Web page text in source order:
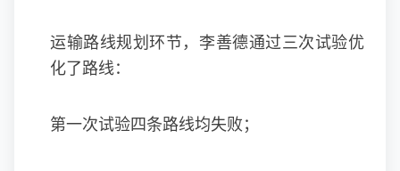
运输路线规划环节，李善德通过三次试验优
化了路线：
第一次试验四条路线均失败；